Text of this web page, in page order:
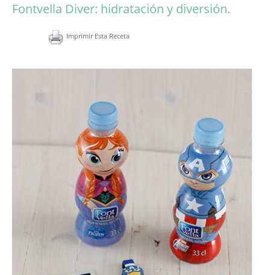
Fontvella Diver: hidratación y diversión.
Imprimir Esta Receta